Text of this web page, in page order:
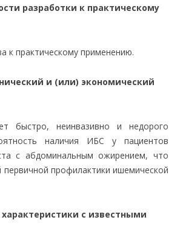
разработки к практическому
к практическому применению.
и (или) экономический
быстро, неинвазивно и недорого
наличия ИБС у пациентов
с абдоминальным ожирением, что
профилактики ишемической
с известными